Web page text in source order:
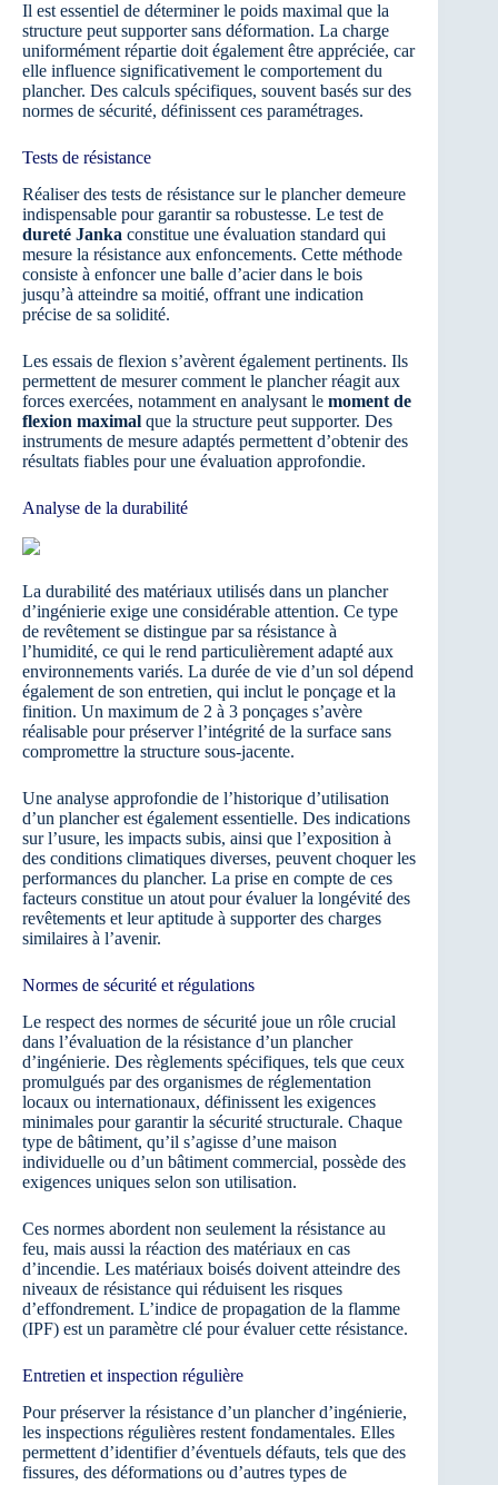
Il est essentiel de déterminer le poids maximal que la
structure peut supporter sans déformation. La charge
uniformément répartie doit également être appréciée, car
elle influence significativement le comportement du
plancher. Des calculs spécifiques, souvent basés sur des
normes de sécurité, définissent ces paramétrages.
Tests de résistance
Réaliser des tests de résistance sur le plancher demeure
indispensable pour garantir sa robustesse. Le test de
dureté Janka constitue une évaluation standard qui
mesure la résistance aux enfoncements. Cette méthode
consiste à enfoncer une balle d’acier dans le bois
jusqu’à atteindre sa moitié, offrant une indication
précise de sa solidité.
Les essais de flexion s’avèrent également pertinents. Ils
permettent de mesurer comment le plancher réagit aux
forces exercées, notamment en analysant le moment de
flexion maximal que la structure peut supporter. Des
instruments de mesure adaptés permettent d’obtenir des
résultats fiables pour une évaluation approfondie.
Analyse de la durabilité
La durabilité des matériaux utilisés dans un plancher
d’ingénierie exige une considérable attention. Ce type
de revêtement se distingue par sa résistance à
l’humidité, ce qui le rend particulièrement adapté aux
environnements variés. La durée de vie d’un sol dépend
également de son entretien, qui inclut le ponçage et la
finition. Un maximum de 2 à 3 ponçages s’avère
réalisable pour préserver l’intégrité de la surface sans
compromettre la structure sous-jacente.
Une analyse approfondie de l’historique d’utilisation
d’un plancher est également essentielle. Des indications
sur l’usure, les impacts subis, ainsi que l’exposition à
des conditions climatiques diverses, peuvent choquer les
performances du plancher. La prise en compte de ces
facteurs constitue un atout pour évaluer la longévité des
revêtements et leur aptitude à supporter des charges
similaires à l’avenir.
Normes de sécurité et régulations
Le respect des normes de sécurité joue un rôle crucial
dans l’évaluation de la résistance d’un plancher
d’ingénierie. Des règlements spécifiques, tels que ceux
promulgués par des organismes de réglementation
locaux ou internationaux, définissent les exigences
minimales pour garantir la sécurité structurale. Chaque
type de bâtiment, qu’il s’agisse d’une maison
individuelle ou d’un bâtiment commercial, possède des
exigences uniques selon son utilisation.
Ces normes abordent non seulement la résistance au
feu, mais aussi la réaction des matériaux en cas
d’incendie. Les matériaux boisés doivent atteindre des
niveaux de résistance qui réduisent les risques
d’effondrement. L’indice de propagation de la flamme
(IPF) est un paramètre clé pour évaluer cette résistance.
Entretien et inspection régulière
Pour préserver la résistance d’un plancher d’ingénierie,
les inspections régulières restent fondamentales. Elles
permettent d’identifier d’éventuels défauts, tels que des
fissures, des déformations ou d’autres types de